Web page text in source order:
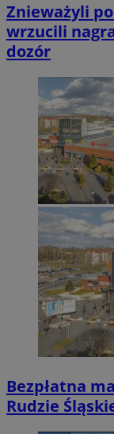
Znieważyli
wrzucili
dozór
Bezpłatna
Rudzie